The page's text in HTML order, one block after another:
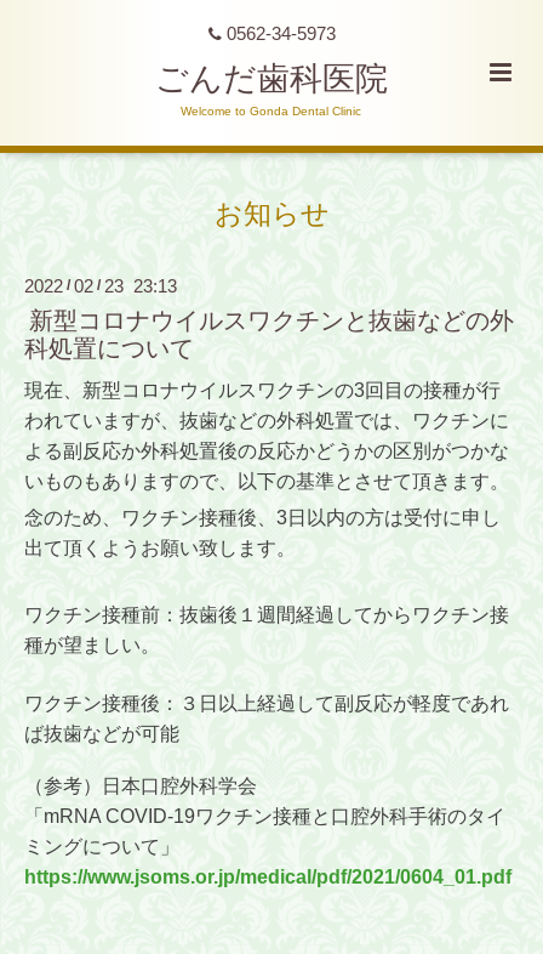
0562-34-5973
ごんだ歯科医院
Welcome to Gonda Dental Clinic
お知らせ
2022 /02 / 23 23:13
新型コロナウイルスワクチンと抜歯などの外
科処置について
現在、新型コロナウイルスワクチンの3回目の接種が行
われていますが、抜歯などの外科処置では、ワクチンに
よる副反応か外科処置後の反応かどうかの区別がつかな
いものもありますので、以下の基準とさせて頂きます。
念のため、ワクチン接種後、3日以内の方は受付に申し
出て頂くようお願い致します。
ワクチン接種前：抜歯後１週間経過してからワクチン接
種が望ましい。
ワクチン接種後：３日以上経過して副反応が軽度であれ
ば抜歯などが可能
（参考）日本口腔外科学会
「mRNA COVID-19ワクチン接種と口腔外科手術のタイ
ミングについて」
https://www.jsoms.or.jp/medical/pdf/2021/0604_01.pdf